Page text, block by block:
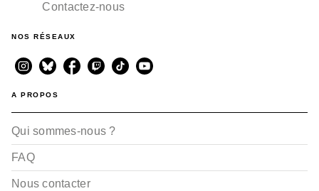
28/01/2026
Contactez-nous
NOS RÉSEAUX
A PROPOS
Qui sommes-nous ?
FAQ
Nous contacter